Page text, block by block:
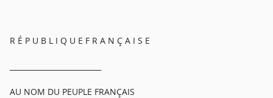
R É P U B L I Q U E F R A N Ç A I S E
AU NOM DU PEUPLE FRANÇAIS